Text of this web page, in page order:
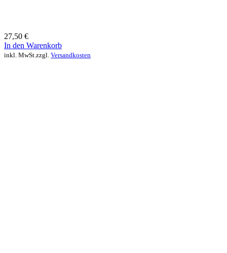
27,50 €
In den Warenkorb
inkl. MwSt.zzgl. Versandkosten